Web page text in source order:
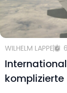
WILHELM LAPPE